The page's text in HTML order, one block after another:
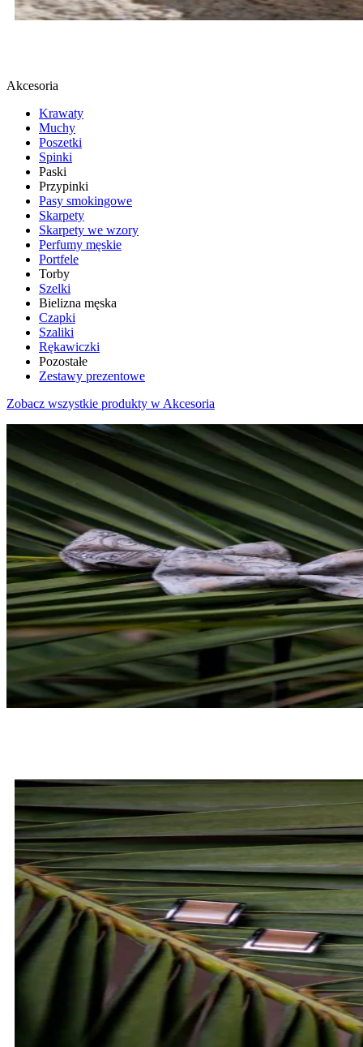
Akcesoria
Krawaty
Muchy
Poszetki
Spinki
Paski
Przypinki
Pasy smokingowe
Skarpety
Skarpety we wzory
Perfumy męskie
Portfele
Torby
Szelki
Bielizna męska
Czapki
Szaliki
Rękawiczki
Pozostałe
Zestawy prezentowe
Zobacz wszystkie produkty w Akcesoria